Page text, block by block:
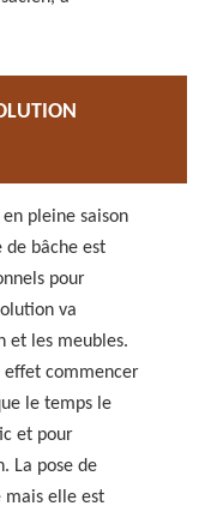
pleine saison
bâche est
pour
va
et les meubles.
effet commencer
le temps le
et pour
La pose de
mais elle est